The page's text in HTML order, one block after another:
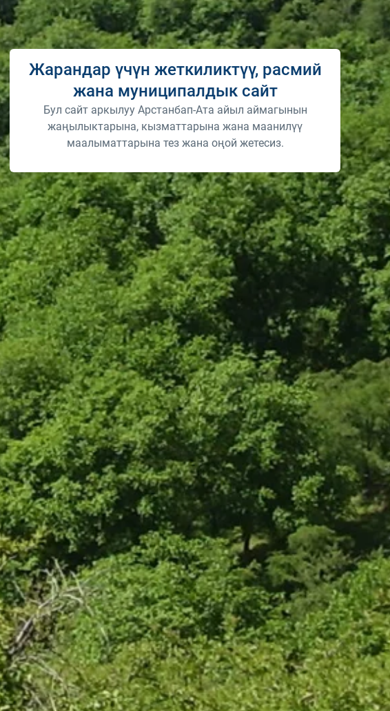
Жарандар үчүн жеткиликтүү, расмий
жана муниципалдык сайт
Бул сайт аркылуу Арстанбап-Ата айыл аймагынын
жаңылыктарына, кызматтарына жана маанилүү
маалыматтарына тез жана оңой жетесиз.